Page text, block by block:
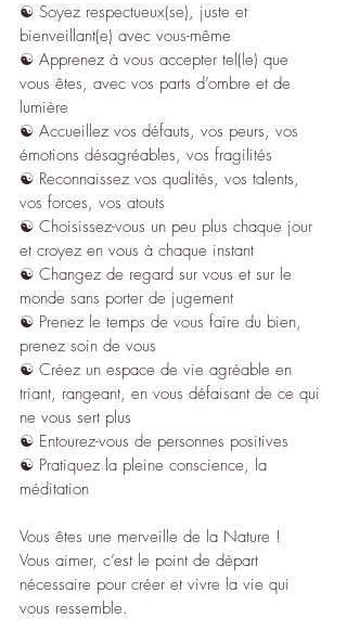
☯︎ Soyez respectueux(se), juste et
bienveillant(e) avec vous-même
☯︎ Apprenez à vous accepter tel(le) que
vous êtes, avec vos parts d’ombre et de
lumière
☯︎ Accueillez vos défauts, vos peurs, vos
émotions désagréables, vos fragilités
☯︎ Reconnaissez vos qualités, vos talents,
vos forces, vos atouts
☯︎ Choisissez-vous un peu plus chaque jour
et croyez en vous à chaque instant
☯︎ Changez de regard sur vous et sur le
monde sans porter de jugement
☯︎ Prenez le temps de vous faire du bien,
prenez soin de vous
☯︎ Créez un espace de vie agréable en
triant, rangeant, en vous défaisant de ce qui
ne vous sert plus
☯︎ Entourez-vous de personnes positives
☯︎ Pratiquez la pleine conscience, la
méditation
Vous êtes une merveille de la Nature !
Vous aimer, c’est le point de départ
nécessaire pour créer et vivre la vie qui
vous ressemble.